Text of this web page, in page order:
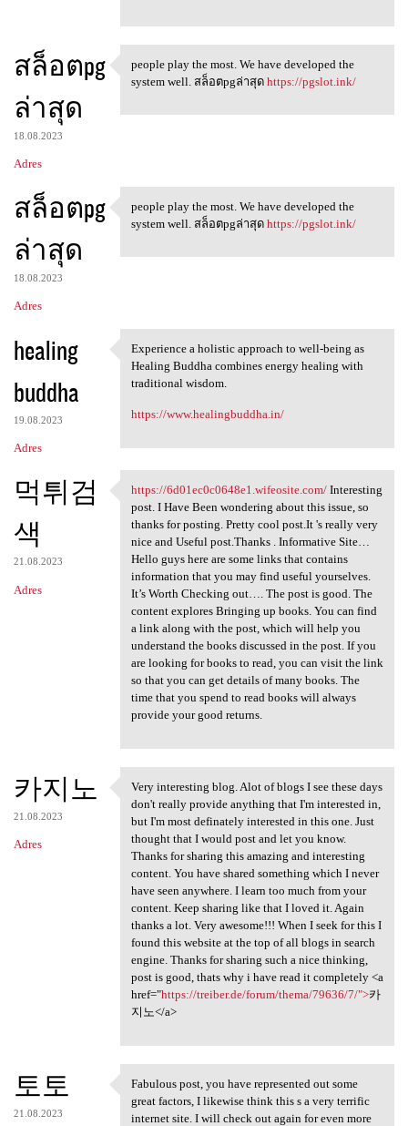
สล็อตpg
ล่าสุด
18.08.2023
Adres
people play the most. We have
people play the most. We have developed the
system well. สล็อตpgล่าสุด https://pgslot.ink/
สล็อตpg
ล่าสุด
18.08.2023
Adres
people play the most. We have
people play the most. We have developed the
system well. สล็อตpgล่าสุด https://pgslot.ink/
healing
buddha
19.08.2023
Adres
Experience a holistic
Experience a holistic approach to well-being as
Healing Buddha combines energy healing with
traditional wisdom.
https://www.healingbuddha.in/
먹튀검
색
21.08.2023
Adres
https://6d01ec0c0648e1
https://6d01ec0c0648e1.wifeosite.com/Interesting
post. I Have Been wondering about this issue, so
thanks for posting. Pretty cool post.It 's really very
nice and Useful post.Thanks . Informative Site…
Hello guys here are some links that contains
information that you may find useful yourselves.
It’s Worth Checking out…. The post is good. The
content explores Bringing up books. You can find
a link along with the post, which will help you
understand the books discussed in the post. If you
are looking for books to read, you can visit the link
so that you can get details of many books. The
time that you spend to read books will always
provide your good returns.
카지노
21.08.2023
Adres
Very interesting blog. Alot
Very interesting blog. Alot of blogs I see these days
don't really provide anything that I'm interested in,
but I'm most definately interested in this one. Just
thought that I would post and let you know.
Thanks for sharing this amazing and interesting
content. You have shared something which I never
have seen anywhere. I learn too much from your
content. Keep sharing like that I loved it. Again
thanks a lot. Very awesome!!! When I seek for this I
found this website at the top of all blogs in search
engine. Thanks for sharing such a nice thinking,
post is good, thats why i have read it completely <a
href="https://treiber.de/forum/thema/79636/7/">카
지노</a>
토토
21.08.2023
Fabulous post, you have
Fabulous post, you have represented out some
great factors, I likewise think this s a very terrific
internet site. I will check out again for even more